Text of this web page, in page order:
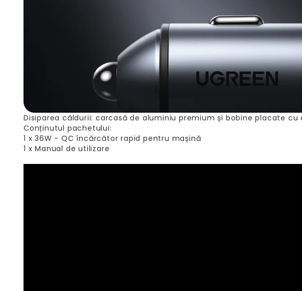
Disiparea căldurii: carcasă de aluminiu premium și bobine placate
Conținutul pachetului:
1 x 36W - QC încărcător rapid pentru mașină
1 x Manual de utilizare